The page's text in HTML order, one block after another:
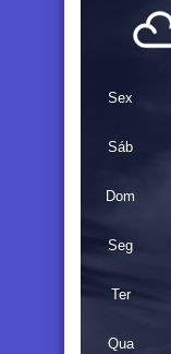
Sex
Sáb
Dom
Seg
Ter
Qua